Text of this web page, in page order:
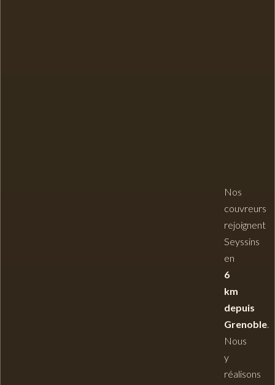
Nos
couvreurs
rejoignent
Seyssins
en
6
km
depuis
Grenoble.
Nous
y
réalisons